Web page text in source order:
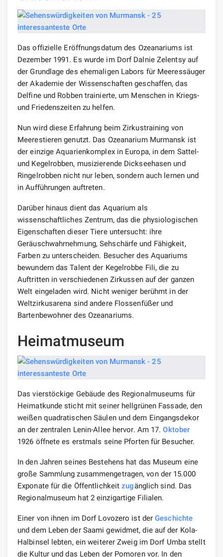
Das offizielle Eröffnungsdatum des Ozeanariums ist
Dezember 1991. Es wurde im Dorf Dalnie Zelentsy auf
der Grundlage des ehemaligen Labors für Meeressäuger
der Akademie der Wissenschaften geschaffen, das
Delfine und Robben trainierte, um Menschen in Kriegs-
und Friedenszeiten zu helfen.
Nun wird diese Erfahrung beim Zirkustraining von
Meerestieren genutzt. Das Ozeanarium Murmansk ist
der einzige Aquarienkomplex in Europa, in dem Sattel-
und Kegelrobben, musizierende Dickseehasen und
Ringelrobben nicht nur leben, sondern auch lernen und
in Aufführungen auftreten.
Darüber hinaus dient das Aquarium als
wissenschaftliches Zentrum, das die physiologischen
Eigenschaften dieser Tiere untersucht: ihre
Geräuschwahrnehmung, Sehschärfe und Fähigkeit,
Farben zu unterscheiden. Besucher des Aquariums
bewundern das Talent der Kegelrobbe Fili, die zu
Auftritten in verschiedenen Zirkussen auf der ganzen
Welt eingeladen wird. Nicht weniger berühmt in der
Weltzirkusarena sind andere Flossenfüßer und
Bartenbewohner des Ozeanariums.
Heimatmuseum
Das vierstöckige Gebäude des Regionalmuseums für
Heimatkunde sticht mit seiner hellgrünen Fassade, den
weißen quadratischen Säulen und dem Eingangsdekor
an der zentralen Lenin-Allee hervor. Am 17.Oktober
1926 öffnete es erstmals seine Pforten für Besucher.
In den Jahren seines Bestehens hat das Museum eine
große Sammlung zusammengetragen, von der 15.000
Exponate für die Öffentlichkeitzugänglich sind. Das
Regionalmuseum hat 2 einzigartige Filialen.
Einer von ihnen im Dorf Lovozero ist derGeschichte
und dem Leben der Saami gewidmet, die auf der Kola-
Halbinsel lebten, ein weiterer Zweig im Dorf Umba stellt
die Kultur und das Leben der Pomoren vor. In den